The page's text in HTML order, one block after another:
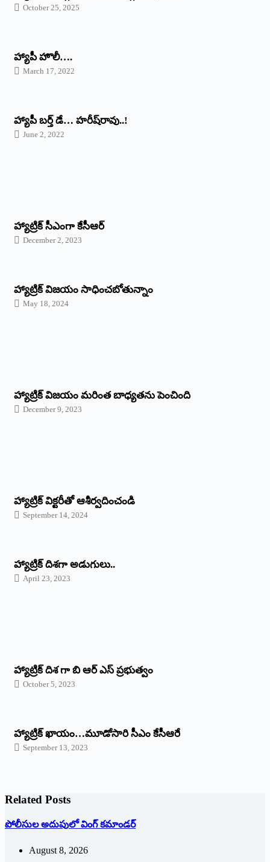
October 25, 2025
హ్యాపీ హొలీ….
March 17, 2022
హ్యాపీ బర్త్ ‌డే… హరీష్‌రావు..!
June 2, 2022
హ్యాట్రిక్‌ ‌సీఎంగా కేసీఆర్‌
December 2, 2023
హ్యాట్రిక్‌ విజయం సాధించబోతున్నాం
May 18, 2024
హ్యాట్రిక్ విజయం మరింత బాధ్యతను పెంచింది
December 9, 2023
హ్యాట్రిక్‌ ‌విక్టరీతో ఆశీర్వదించండి
September 14, 2024
‌హ్యాట్రిక్‌ ‌దిశగా అడుగులు..
April 23, 2023
హ్యాట్రిక్ దిశ గా బి ఆర్ ఎస్ ప్రభుత్వం
October 5, 2023
హ్యాట్రిక్‌ ‌ఖాయం…మూడోసారి సీఎం కేసీఆరే
September 13, 2023
Related Posts
పోలీసుల అదుపులో వింగ్‌ ‌కమాండర్‌
August 8, 2026